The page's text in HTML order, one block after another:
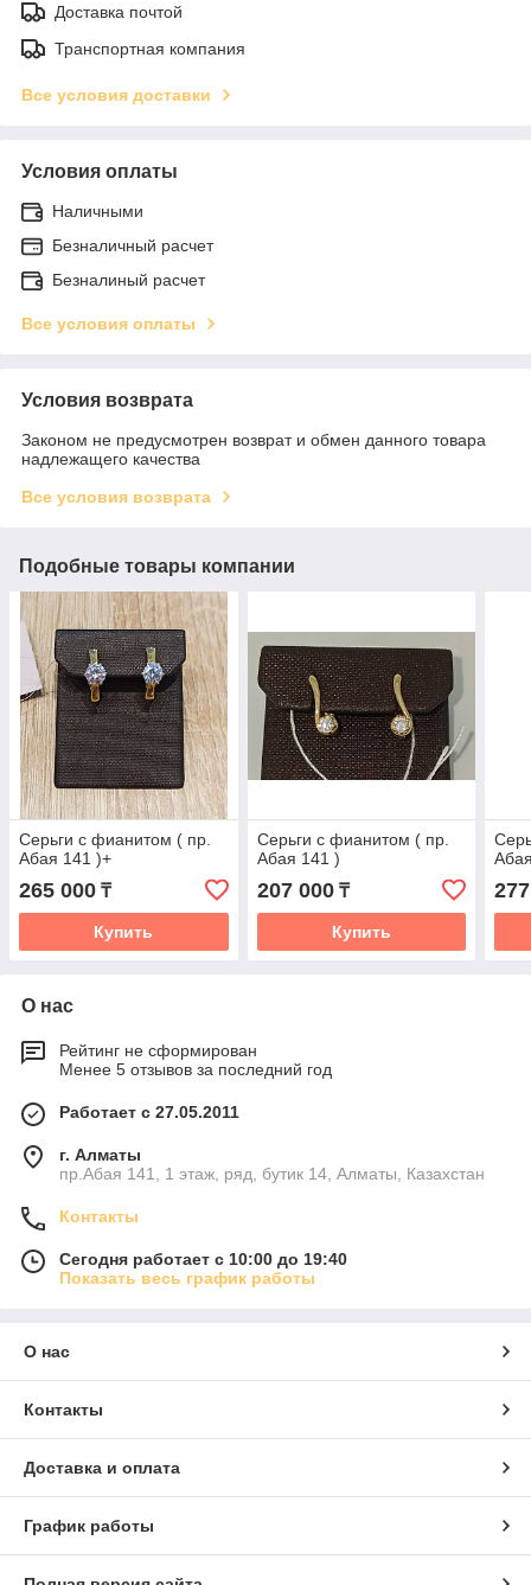
Доставка почтой
Транспортная компания
Все условия доставки
Условия оплаты
Наличными
Безналичный расчет
Безналиный расчет
Все условия оплаты
Условия возврата
Законом не предусмотрен возврат и обмен данного товара
надлежащего качества
Все условия возврата
Подобные товары компании
Серьги с фианитом ( пр.
Абая 141 )+
265 000 ₸
Купить
Серьги с фианитом ( пр.
Абая 141 )
207 000₸
Купить
О нас
Рейтинг не сформирован
Менее 5 отзывов за последний год
Работает с 27.05.2011
г. Алматы
пр.Абая 141, 1 этаж, ряд, бутик 14, Алматы, Казахстан
Контакты
Сегодня работает с 10:00 до 19:40
Показать весь график работы
О нас
Контакты
Доставка и оплата
График работы